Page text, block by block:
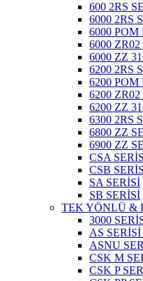
600 2RS
6000 2RS
6000
6000
6000 ZZ
6200 2RS
6200
6200
6200 ZZ
6300 2RS
6800 ZZ
6900 ZZ
CSA
CSB
SA SERİSİ
SB SERİSİ
TEK YÖNLÜ &
3000
AS
ASNU
CSK M
CSK P